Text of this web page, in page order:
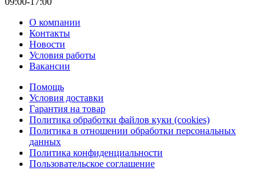
О компании
Контакты
Новости
Условия работы
Вакансии
Помощь
Условия доставки
Гарантия на товар
Политика обработки файлов куки (cookies)
Политика в отношении обработки персональных
данных
Политика конфиденциальности
Пользовательское соглашение